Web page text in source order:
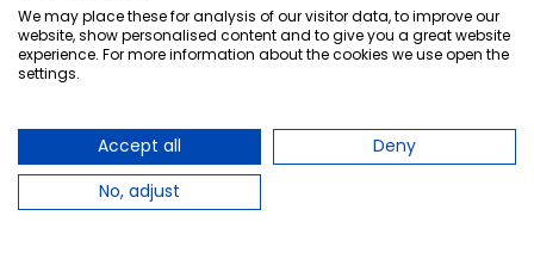
We may place these for analysis of our visitor data, to improve our
website, show personalised content and to give you a great website
experience. For more information about the cookies we use open the
settings.
Accept all
Deny
No, adjust